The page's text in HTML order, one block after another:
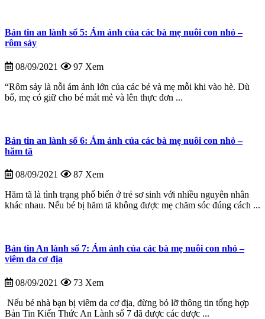
Bản tin an lành số 5: Ám ảnh của các bà mẹ nuôi con nhỏ –
rôm sảy
08/09/2021 97 Xem
“Rôm sảy là nỗi ám ảnh lớn của các bé và mẹ mỗi khi vào hè. Dù
bố, mẹ có giữ cho bé mát mẻ và lên thực đơn ...
Bản tin an lành số 6: Ám ảnh của các bà mẹ nuôi con nhỏ –
hăm tã
08/09/2021 87 Xem
Hăm tã là tình trạng phổ biến ở trẻ sơ sinh với nhiều nguyên nhân
khác nhau. Nếu bé bị hăm tã không được mẹ chăm sóc đúng cách ...
Bản tin An lành số 7: Ám ảnh của các bà mẹ nuôi con nhỏ –
viêm da cơ địa
08/09/2021 73 Xem
Nếu bé nhà bạn bị viêm da cơ địa, đừng bỏ lỡ thông tin tổng hợp
Bản Tin Kiến Thức An Lành số 7 đã được các dược ...